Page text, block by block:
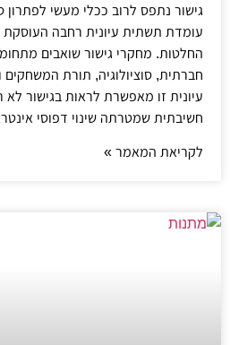
גישור נתפס לרוב ככלי מעשי לפתרון
עומדת תשתית עיונית רחבה
החלטות. מחקרי גישור שואבים
חברתית, סוציולוגיה, תורת המשחקים
עיונית זו מאפשרת לראות בגישור
חשיבתית שמטרתה שינוי דפוסי
לקריאת המאמר »